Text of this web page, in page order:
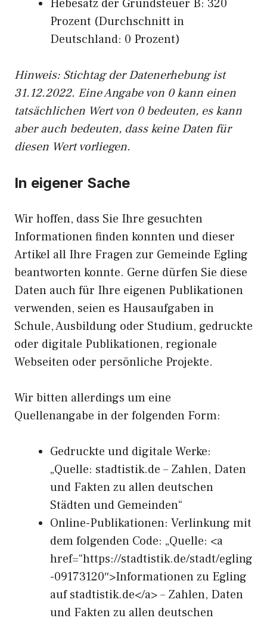
Hebesatz der Grundsteuer B: 320
Prozent (Durchschnitt in
Deutschland: 0 Prozent)
Hinweis: Stichtag der Datenerhebung ist
31.12.2022. Eine Angabe von 0 kann einen
tatsächlichen Wert von 0 bedeuten, es kann
aber auch bedeuten, dass keine Daten für
diesen Wert vorliegen.
In eigener Sache
Wir hoffen, dass Sie Ihre gesuchten
Informationen finden konnten und dieser
Artikel all Ihre Fragen zur Gemeinde Egling
beantworten konnte. Gerne dürfen Sie diese
Daten auch für Ihre eigenen Publikationen
verwenden, seien es Hausaufgaben in
Schule, Ausbildung oder Studium, gedruckte
oder digitale Publikationen, regionale
Webseiten oder persönliche Projekte.
Wir bitten allerdings um eine
Quellenangabe in der folgenden Form:
Gedruckte und digitale Werke:
„Quelle: stadtistik.de – Zahlen, Daten
und Fakten zu allen deutschen
Städten und Gemeinden“
Online-Publikationen: Verlinkung mit
dem folgenden Code: „Quelle: <a
href=“https://stadtistik.de/stadt/egling
-09173120″>Informationen zu Egling
auf stadtistik.de</a> – Zahlen, Daten
und Fakten zu allen deutschen